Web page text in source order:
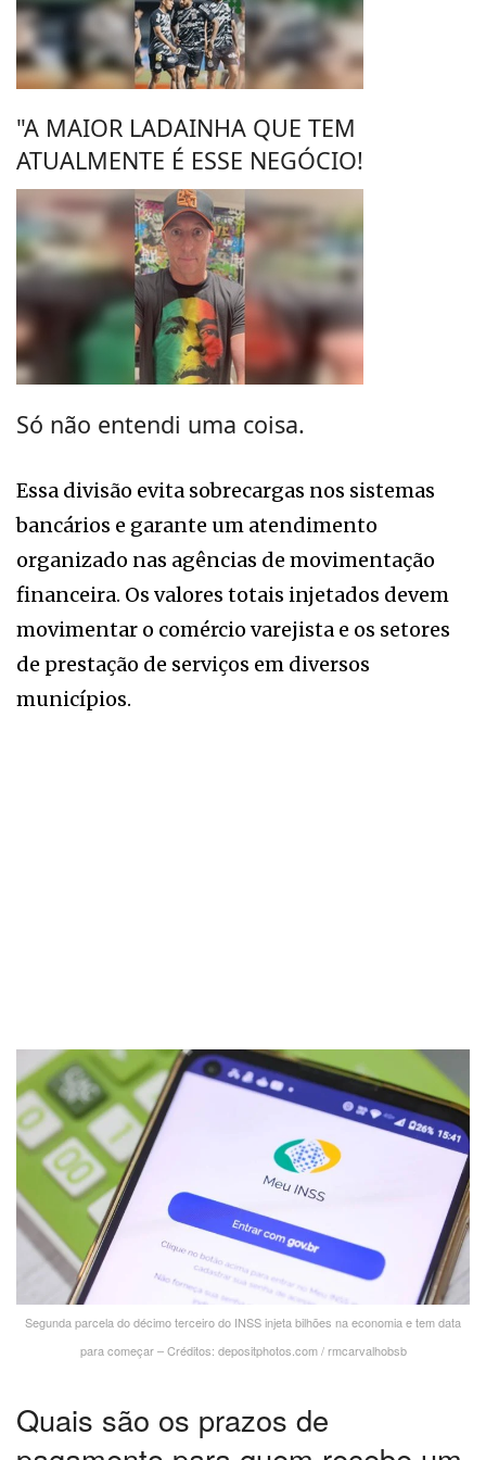
"A MAIOR LADAINHA QUE TEM
ATUALMENTE É ESSE NEGÓCIO!
Só não entendi uma coisa.
Essa divisão evita sobrecargas nos sistemas
bancários e garante um atendimento
organizado nas agências de movimentação
financeira. Os valores totais injetados devem
movimentar o comércio varejista e os setores
de prestação de serviços em diversos
municípios.
Segunda parcela do décimo terceiro do INSS injeta bilhões na economia e tem data
para começar – Créditos: depositphotos.com / rmcarvalhobsb
Quais são os prazos de